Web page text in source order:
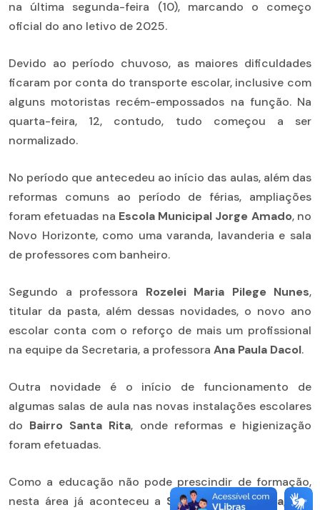
na última segunda-feira (10), marcando o começo
oficial do ano letivo de 2025.
Devido ao período chuvoso, as maiores dificuldades
ficaram por conta do transporte escolar, inclusive com
alguns motoristas recém-empossados na função. Na
quarta-feira, 12, contudo, tudo começou a ser
normalizado.
No período que antecedeu ao início das aulas, além das
reformas comuns ao período de férias, ampliações
foram efetuadas na Escola Municipal Jorge Amado, no
Novo Horizonte, como uma varanda, lavanderia e sala
de professores com banheiro.
Segundo a professora Rozelei Maria Pilege Nunes,
titular da pasta, além dessas novidades, o novo ano
escolar conta com o reforço de mais um profissional
na equipe da Secretaria, a professora Ana Paula Dacol.
Outra novidade é o início de funcionamento de
algumas salas de aula nas novas instalações escolares
do Bairro Santa Rita, onde reformas e higienização
foram efetuadas.
Como a educação não pode prescindir de formação,
nesta área já aconteceu a Semana Pedagógica, nos